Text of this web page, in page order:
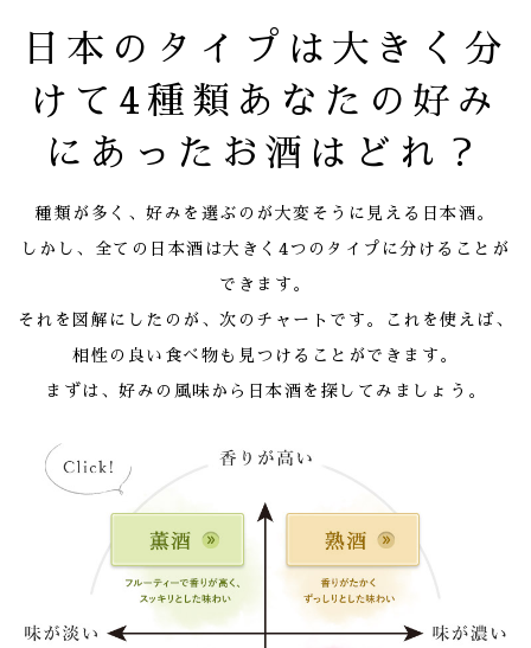
日本のタイプは大きく分
けて4種類 あなたの好み
にあったお酒はどれ？
種類が多く、好みを選ぶのが大変そうに見える日本酒。
しかし、全ての日本酒は大きく4つのタイプに分けることが
できます。
それを図解にしたのが、次のチャートです。これを使えば、
相性の良い食べ物も見つけることができます。
まずは、好みの風味から日本酒を探してみましょう。